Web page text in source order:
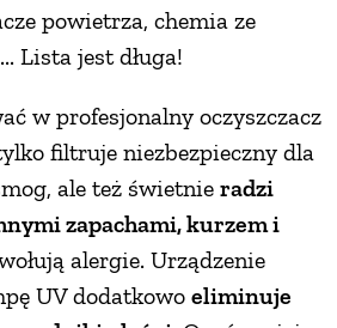
powietrza, chemia ze
Lista jest długa!
w profesjonalny oczyszczacz
filtruje niezbezpieczny dla
ale też świetnie radzi
zapachami, kurzem i
alergie. Urządzenie
UV dodatkowo eliminuje
TO SAM
PRZEPISY
ŚNIADANIA
PRZYSTAWKI